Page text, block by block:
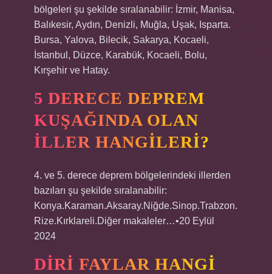
bölgeleri şu şekilde sıralanabilir: İzmir, Manisa,
Balıkesir, Aydın, Denizli, Muğla, Uşak, Isparta.
Bursa, Yalova, Bilecik, Sakarya, Kocaeli,
İstanbul, Düzce, Karabük, Kocaeli, Bolu,
Kırşehir ve Hatay.
5 DERECE DEPREM
KUŞAĞINDA OLAN
ILLER HANGILERI?
4. ve 5. derece deprem bölgelerindeki illerden
bazıları şu şekilde sıralanabilir:
Konya.Karaman.Aksaray.Niğde.Sinop.Trabzon.
Rize.Kırklareli.Diğer makaleler…•20 Eylül
2024
DIRI FAYLAR HANGI